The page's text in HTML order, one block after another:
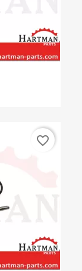
favorite_border